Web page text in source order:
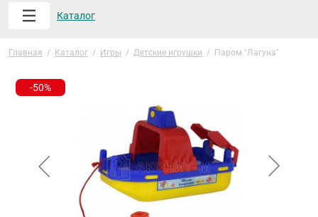
Каталог
Главная / Каталог / Игры / Детские игрушки / Паром "Лагуна"
-50%